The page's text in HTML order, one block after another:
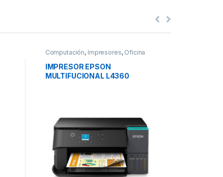
Computación, Impresores, Oficina
IMPRESOR EPSON
MULTIFUCIONAL L4360